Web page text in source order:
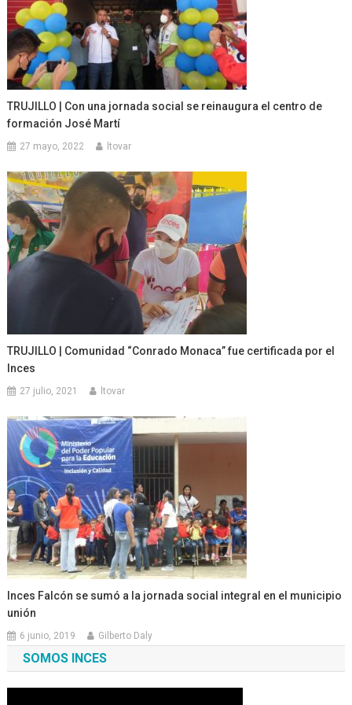
TRUJILLO | Con una jornada social se reinaugura el centro de
formación José Martí
27 mayo, 2022 ltovar
TRUJILLO | Comunidad “Conrado Monaca” fue certificada por el
Inces
27 julio, 2021 ltovar
Inces Falcón se sumó a la jornada social integral en el municipio
unión
6 junio, 2019 Gilberto Daly
SOMOS INCES